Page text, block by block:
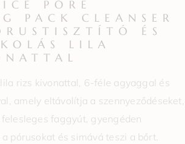
PORE
PACK CLEANSER
ÉS
LILA
rizs kivonattal, 6-féle agyaggal és
amely eltávolítja a szennyeződéseket,
faggyút, gyengéden
pórusokat és simává teszi a bőrt.